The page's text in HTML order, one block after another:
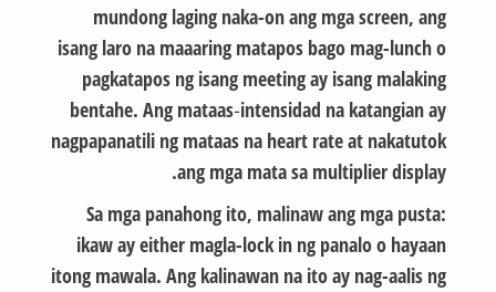
mundong laging naka-on ang mga screen, ang
isang laro na maaaring matapos bago mag-lunch o
pagkatapos ng isang meeting ay isang malaking
bentahe. Ang mataas‑intensidad na katangian ay
nagpapanatili ng mataas na heart rate at nakatutok
ang mga mata sa multiplier display.
Sa mga panahong ito, malinaw ang mga pusta:
ikaw ay either magla-lock in ng panalo o hayaan
itong mawala. Ang kalinawan na ito ay nag-aalis ng